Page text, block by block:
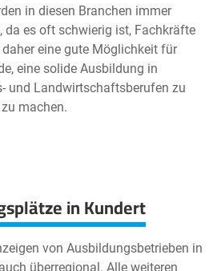
in diesen Branchen immer
da es oft schwierig ist, Fachkräfte
eine gute Möglichkeit für
eine solide Ausbildung in
und Landwirtschaftsberufen zu
machen.
in Kundert
von Ausbildungsbetrieben in
überregional. Alle weiteren